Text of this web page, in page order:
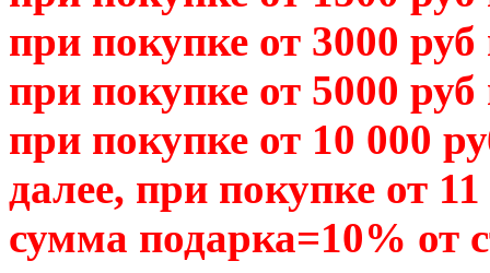
при покупке от 3000
при покупке от 5000
при покупке от 10 000
далее, при покупке от
сумма подарка=10% от